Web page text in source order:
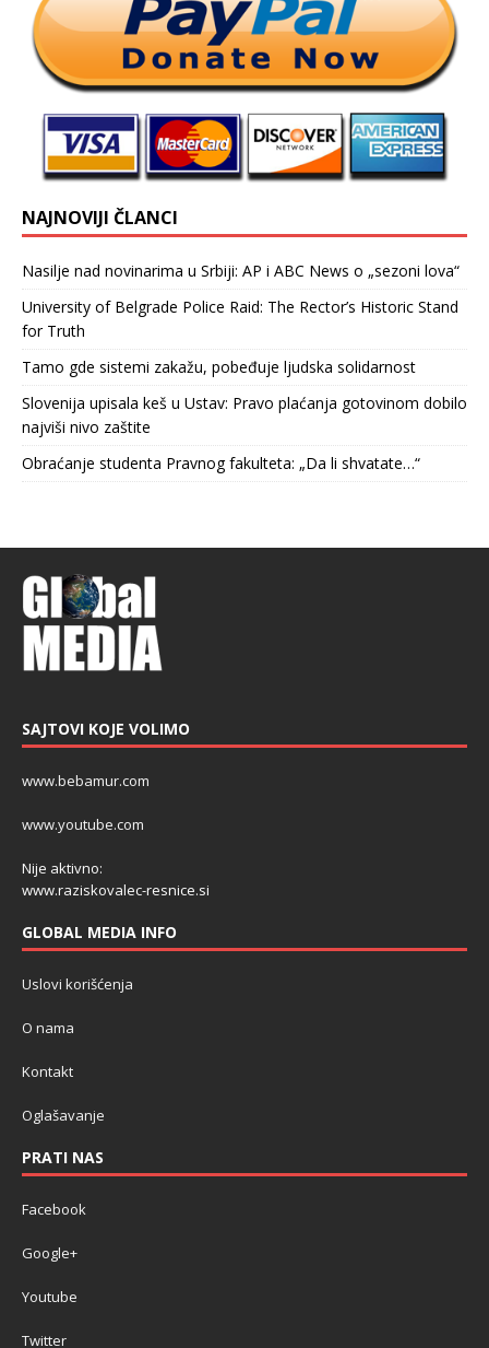
NAJNOVIJI ČLANCI
Nasilje nad novinarima u Srbiji: AP i ABC News o „sezoni lova“
University of Belgrade Police Raid: The Rector’s Historic Stand
for Truth
Tamo gde sistemi zakažu, pobeđuje ljudska solidarnost
Slovenija upisala keš u Ustav: Pravo plaćanja gotovinom dobilo
najviši nivo zaštite
Obraćanje studenta Pravnog fakulteta: „Da li shvatate…“
SAJTOVI KOJE VOLIMO
www.bebamur.com
www.youtube.com
Nije aktivno:
www.raziskovalec-resnice.si
GLOBAL MEDIA INFO
Uslovi korišćenja
O nama
Kontakt
Oglašavanje
PRATI NAS
Facebook
Google+
Youtube
Twitter